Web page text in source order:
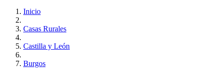
Inicio
Casas Rurales
Castilla y León
Burgos